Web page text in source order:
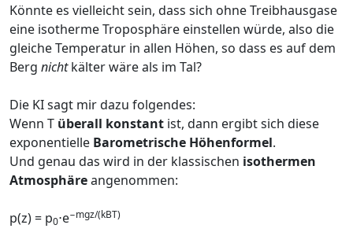
Könnte es vielleicht sein, dass sich ohne Treibhausgase
eine isotherme Troposphäre einstellen würde, also die
gleiche Temperatur in allen Höhen, so dass es auf dem
Berg nichtkälter wäre als im Tal?
Die KI sagt mir dazu folgendes:
Wenn T überall konstant ist, dann ergibt sich diese
exponentielle Barometrische Höhenformel.
Und genau das wird in der klassischen isothermen
Atmosphäreangenommen:
p(z) = p0​⋅e−mgz/(kB​T)